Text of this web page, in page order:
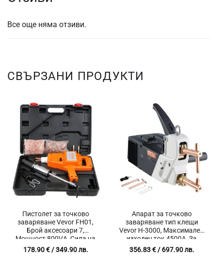
Все още няма отзиви.
СВЪРЗАНИ ПРОДУКТИ
Пистолет за точково
заваряване Vevor FH01,
Брой аксесоари 7,
Мощност 800VA, Сила на
тока 1600A
178.90€/ 349.90 лв.
Апарат за точково
заваряване тип клещи
Vevor H-3000, Максимален
изходен ток 4500A, За
метални листове от
стомана и алуминий до 4
356.83€/ 697.90 лв.